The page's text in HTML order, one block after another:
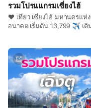
รวมโปรแแกรมเซี่ยงไฮ้
❤️ เที่ยว เซี่ยงไฮ้ มหานครแห่ง
อนาคต เริ่มต้น 13,799 ✈️ เดินทาง